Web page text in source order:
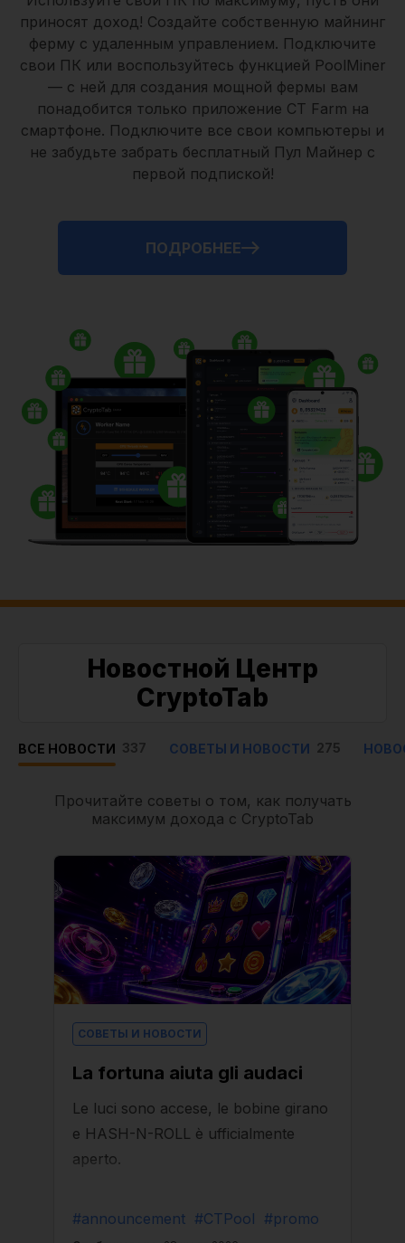
приносят доход! Создайте собственную майнинг
ферму с удаленным управлением. Подключите
свои ПК или воспользуйтесь функцией PoolMiner
— с ней для создания мощной фермы вам
понадобится только приложение CT Farm на
смартфоне. Подключите все свои компьютеры и
не забудьте забрать бесплатный Пул Майнер с
первой подпиской!
ПОДРОБНЕЕ